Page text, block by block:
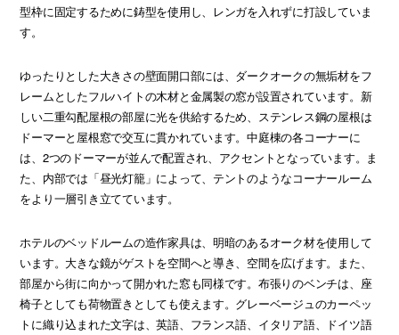
型枠に固定するために鋳型を使用し、レンガを入れずに打設していま
す。
ゆったりとした大きさの壁面開口部には、ダークオークの無垢材をフ
レームとしたフルハイトの木材と金属製の窓が設置されています。新
しい二重勾配屋根の部屋に光を供給するため、ステンレス鋼の屋根は
ドーマーと屋根窓で交互に貫かれています。中庭棟の各コーナーに
は、2つのドーマーが並んで配置され、アクセントとなっています。ま
た、内部では「昼光灯籠」によって、テントのようなコーナールーム
をより一層引き立てています。
ホテルのベッドルームの造作家具は、明暗のあるオーク材を使用して
います。大きな鏡がゲストを空間へと導き、空間を広げます。また、
部屋から街に向かって開かれた窓も同様です。布張りのベンチは、座
椅子としても荷物置きとしても使えます。グレーベージュのカーペッ
トに織り込まれた文字は、英語、フランス語、イタリア語、ドイツ語